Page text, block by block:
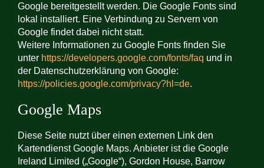
Google bereitgestellt werden. Die Google Fonts sind
lokal installiert. Eine Verbindung zu Servern von
Google findet dabei nicht statt.
Weitere Informationen zu Google Fonts finden Sie
unter https://developers.google.com/fonts/faq und in
der Datenschutzerklärung von Google:
https://policies.google.com/privacy?hl=de.
Google Maps
Diese Seite nutzt über einen externen Link den
Kartendienst Google Maps. Anbieter ist die Google
Ireland Limited („Google“), Gordon House, Barrow